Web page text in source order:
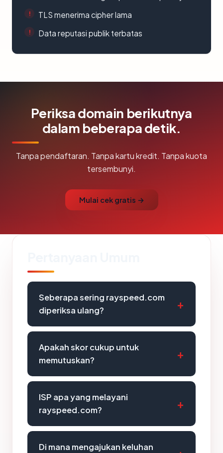
TLS menerima cipher lama
Data reputasi publik terbatas
Periksa domain berikutnya
dalam beberapa detik.
Tanpa pendaftaran. Tanpa kartu kredit. Tanpa kuota
tersembunyi.
Mulai cek gratis →
Seberapa sering rayspeed.com
diperiksa ulang?
Apakah skor cukup untuk
memutuskan?
ISP apa yang melayani
rayspeed.com?
Di mana mengajukan keluhan